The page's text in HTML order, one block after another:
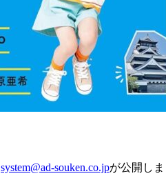
system@ad-souken.co.jpが公開し